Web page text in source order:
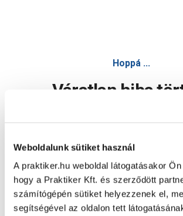
Weboldalunk sütiket használ
A praktiker.hu weboldal látogatásakor
hogy a Praktiker Kft. és szerződött
számítógépén sütiket helyezzenek el,
segítségével az oldalon tett
Hoppá ...
Váratlan hiba
Oldal újratöltése